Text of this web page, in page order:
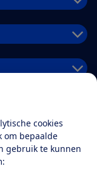
cookies
om bepaalde
gebruik te kunnen